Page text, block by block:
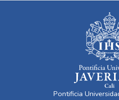
Pontificia